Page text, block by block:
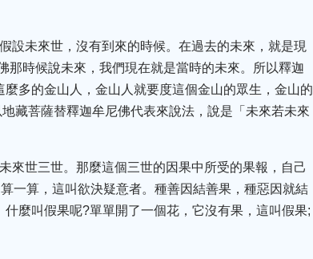
設未來世，沒有到來的時候。在過去的未來，就是現
時候說未來，我們現在就是當時的未來。所以釋迦
多的金山人，金山人就要度這個金山的眾生，金山的
藏菩薩替釋迦牟尼佛代表來說法，說是「未來若未來
來世三世。那麼這個三世的因果中所受的果報，自己
一算，這叫欲決疑意者。種善因結善果，種惡因就結
麼叫假果呢?單單開了一個花，它沒有果，這叫假果;